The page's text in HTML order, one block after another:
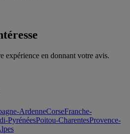
expérience en donnant votre avis.
ArdenneCorseFranche-
PyrénéesPoitou-CharentesProvence-